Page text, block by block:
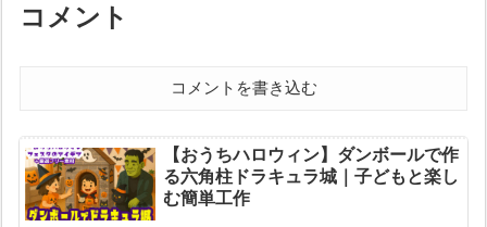
コメント
コメントを書き込む
【おうちハロウィン】ダンボールで作
る六角柱ドラキュラ城｜子どもと楽し
む簡単工作